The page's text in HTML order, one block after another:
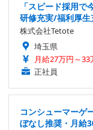
「スピード採用
研修充実/福利厚
株式会社Tetote
埼玉県
月給27万円～33
正社員
コンシューマーゲ
ぼなし推奨・月給